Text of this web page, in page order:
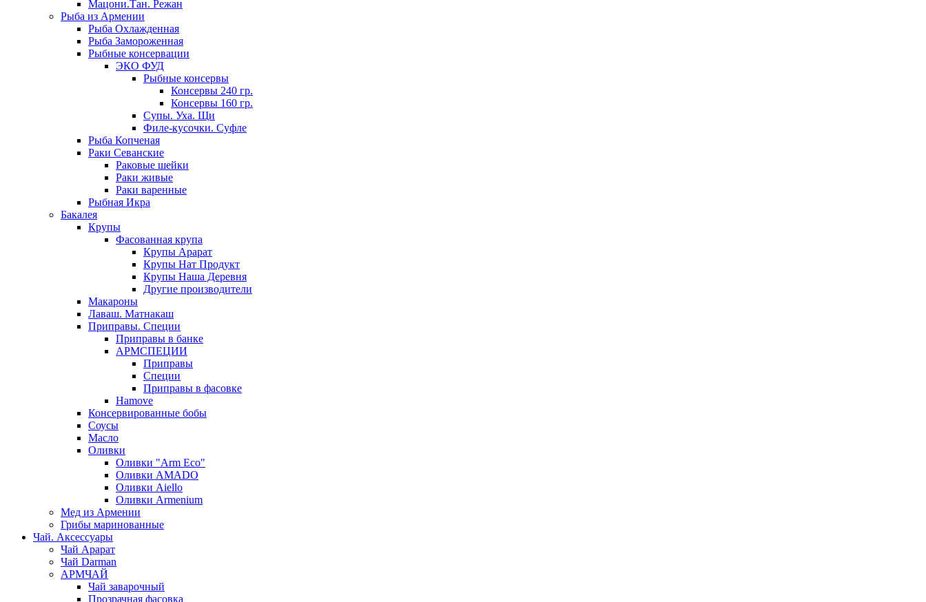
Мацони.Тан. Режан
Рыба из Армении
Рыба Охлажденная
Рыба Замороженная
Рыбные консервации
ЭКО ФУД
Рыбные консервы
Консервы 240 гр.
Консервы 160 гр.
Супы. Уха. Щи
Филе-кусочки. Суфле
Рыба Копченая
Раки Севанские
Раковые шейки
Раки живые
Раки варенные
Рыбная Икра
Бакалея
Крупы
Фасованная крупа
Крупы Арарат
Крупы Нат Продукт
Крупы Наша Деревня
Другие производители
Макароны
Лаваш. Матнакаш
Приправы. Специи
Приправы в банке
АРМСПЕЦИИ
Приправы
Специи
Приправы в фасовке
Hamove
Консервированные бобы
Соусы
Масло
Оливки
Оливки "Arm Eco"
Оливки AMADO
Оливки Aiello
Оливки Armenium
Мед из Армении
Грибы маринованные
Чай. Аксессуары
Чай Арарат
Чай Darman
АРМЧАЙ
Чай заварочный
Прозрачная фасовка